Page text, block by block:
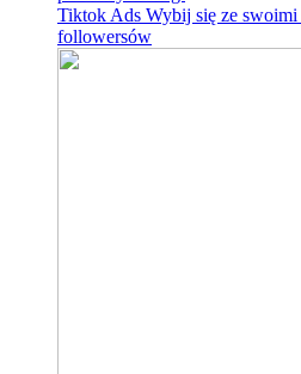
Tiktok Ads Wybij się ze
followersów